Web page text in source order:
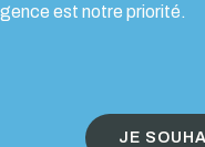
est notre priorité.
JE